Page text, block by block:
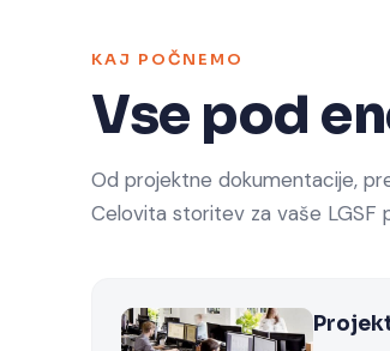
KAJ POČNEMO
Vse pod
Od projektne dokumentacije,
Celovita storitev za vaše LGSF